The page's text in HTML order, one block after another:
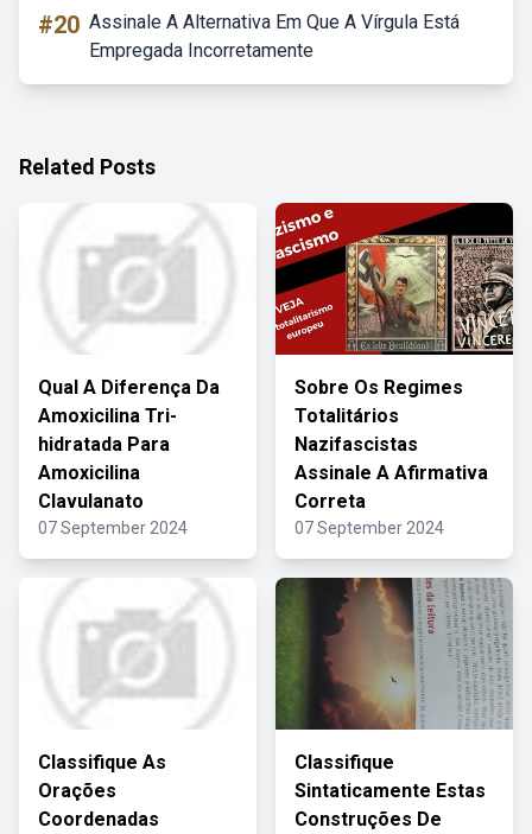
#20 Assinale A Alternativa Em Que A Vírgula Está
Empregada Incorretamente
Related Posts
Qual A Diferença Da
Amoxicilina Tri-
hidratada Para
Amoxicilina
Clavulanato
07 September 2024
Sobre Os Regimes
Totalitários
Nazifascistas
Assinale A Afirmativa
Correta
07 September 2024
Classifique As
Orações
Coordenadas
Classifique
Sintaticamente Estas
Construções De